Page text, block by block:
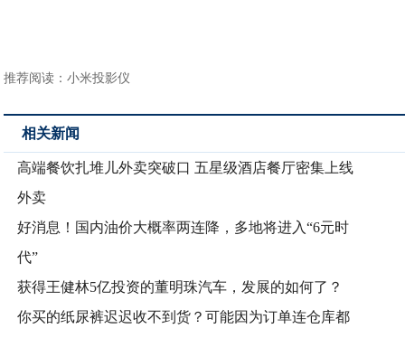
推荐阅读：小米投影仪
相关新闻
高端餐饮扎堆儿外卖突破口 五星级酒店餐厅密集上线
外卖
好消息！国内油价大概率两连降，多地将进入“6元时
代”
获得王健林5亿投资的董明珠汽车，发展的如何了？
你买的纸尿裤迟迟收不到货？可能因为订单连仓库都